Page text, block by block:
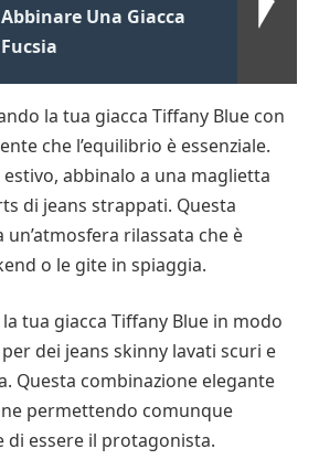
Abbinare Una Giacca
Fucsia
la tua giacca Tiffany Blue con
che l’equilibrio è essenziale.
abbinalo a una maglietta
di jeans strappati. Questa
rilassata che è
o le gite in spiaggia.
tua giacca Tiffany Blue in modo
dei jeans skinny lavati scuri e
Questa combinazione elegante
permettendo comunque
di essere il protagonista.